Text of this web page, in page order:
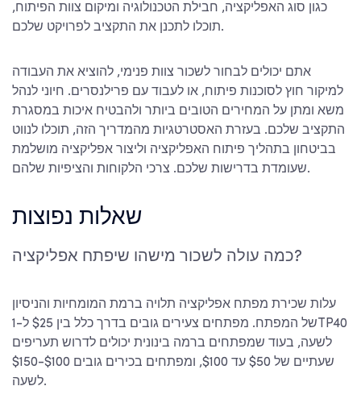
כגון סוג האפליקציה, חבילת הטכנולוגיה ומיקום צוות הפיתוח,
תוכלו לתכנן את התקציב לפרויקט שלכם.
אתם יכולים לבחור לשכור צוות פנימי, להוציא את העבודה
למיקור חוץ לסוכנות פיתוח, או לעבוד עם פרילנסרים. חיוני לנהל
משא ומתן על המחירים הטובים ביותר ולהבטיח איכות במסגרת
התקציב שלכם. בעזרת האסטרטגיות מהמדריך הזה, תוכלו לנווט
בביטחון בתהליך פיתוח האפליקציה וליצור אפליקציה מושלמת
שעומדת בדרישות שלכם.צרכי הלקוחות והציפיות שלהם.
שאלות נפוצות
כמה עולה לשכור מישהו שיפתח אפליקציה?
עלות שכירת מפתח אפליקציה תלויה ברמת המומחיות והניסיון
של המפתח. מפתחים צעירים גובים בדרך כלל בין $25 ל-1TP40
לשעה, בעוד שמפתחים ברמה בינונית יכולים לדרוש תעריפים
שעתיים של $50 עד $100, ומפתחים בכירים גובים $100-$150
לשעה.